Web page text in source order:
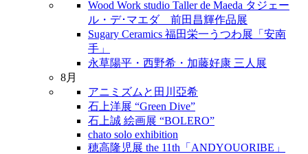
Wood Work studio Taller de Maeda タジェー
ル・デ･マエダ 前田昌輝作品展
Sugary Ceramics 福田栄一うつわ展「安南
手」
永草陽平・西野希・加藤好康 三人展
8月
アニミズムと田川亞希
石上洋展 “Green Dive”
石上誠 絵画展 “BOLERO”
chato solo exhibition
穂高隆児展 the 11th「ANDYOUORIBE」